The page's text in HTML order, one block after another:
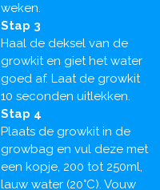
weken.
Stap 3
Haal de deksel van de
growkit en giet het water
goed af. Laat de growkit
10 seconden uitlekken.
Stap 4
Plaats de growkit in de
growbag en vul deze met
een kopje, 200 tot 250ml,
lauw water (20°C). Vouw